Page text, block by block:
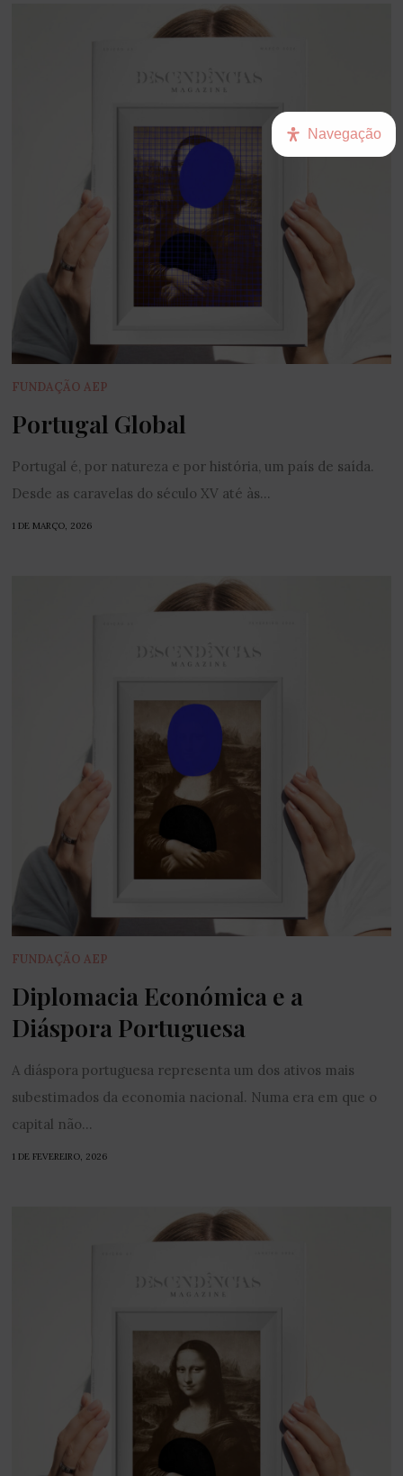
FUNDAÇÃO AEP
Portugal Global
Portugal é, por natureza e por história, um país de saída.
Desde as caravelas do século XV até às...
1 DE MARÇO, 2026
FUNDAÇÃO AEP
Diplomacia Económica e a
Diáspora Portuguesa
A diáspora portuguesa representa um dos ativos mais
subestimados da economia nacional. Numa era em que o
capital não...
1 DE FEVEREIRO, 2026
Navegação